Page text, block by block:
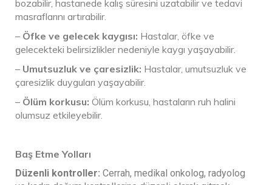
bozabilir, hastanede kalış süresini uzatabilir ve tedavi
masraflarını artırabilir.
– Öfke ve gelecek kaygısı: Hastalar, öfke ve
gelecekteki belirsizlikler nedeniyle kaygı yaşayabilir.
– Umutsuzluk ve çaresizlik: Hastalar, umutsuzluk ve
çaresizlik duyguları yaşayabilir.
– Ölüm korkusu: Ölüm korkusu, hastaların ruh halini
olumsuz etkileyebilir.
Baş Etme Yolları
Düzenli kontroller: Cerrah, medikal onkolog, radyolog